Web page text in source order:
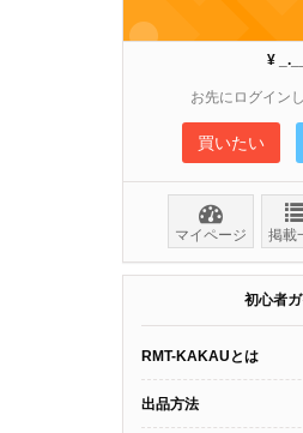
¥ _.__
お先にログイン
買いたい
マイページ 掲載
初心者
RMT-KAKAUとは
出品方法